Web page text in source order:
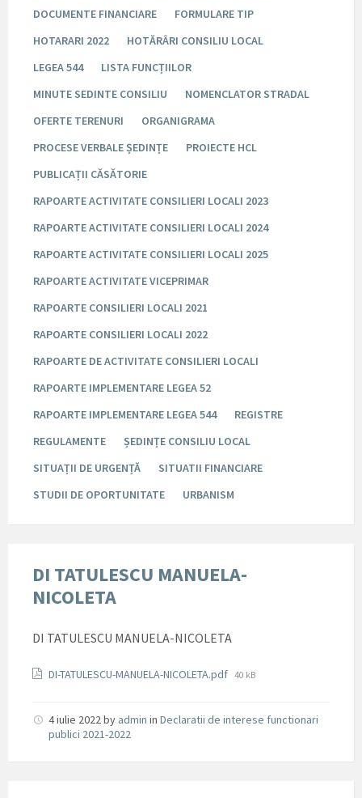
DOCUMENTE FINANCIARE
FORMULARE TIP
HOTARARI 2022
HOTĂRÂRI CONSILIU LOCAL
LEGEA 544
LISTA FUNCȚIILOR
MINUTE SEDINTE CONSILIU
NOMENCLATOR STRADAL
OFERTE TERENURI
ORGANIGRAMA
PROCESE VERBALE ȘEDINȚE
PROIECTE HCL
PUBLICAȚII CĂSĂTORIE
RAPOARTE ACTIVITATE CONSILIERI LOCALI 2023
RAPOARTE ACTIVITATE CONSILIERI LOCALI 2024
RAPOARTE ACTIVITATE CONSILIERI LOCALI 2025
RAPOARTE ACTIVITATE VICEPRIMAR
RAPOARTE CONSILIERI LOCALI 2021
RAPOARTE CONSILIERI LOCALI 2022
RAPOARTE DE ACTIVITATE CONSILIERI LOCALI
RAPOARTE IMPLEMENTARE LEGEA 52
RAPOARTE IMPLEMENTARE LEGEA 544
REGISTRE
REGULAMENTE
ȘEDINȚE CONSILIU LOCAL
SITUAȚII DE URGENȚĂ
SITUATII FINANCIARE
STUDII DE OPORTUNITATE
URBANISM
DI TATULESCU MANUELA-
NICOLETA
DI TATULESCU MANUELA-NICOLETA
Documente
DI-TATULESCU-MANUELA-NICOLETA.pdf File
40 kB
4 iulie 2022by admin in Declaratii de interese functionari
publici 2021-2022